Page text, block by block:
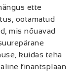
ette
ootamatud
mis nõuavad
kuidas teha
finantsplaan